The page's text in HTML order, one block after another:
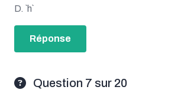
D. `h`
Réponse
Question 7 sur 20